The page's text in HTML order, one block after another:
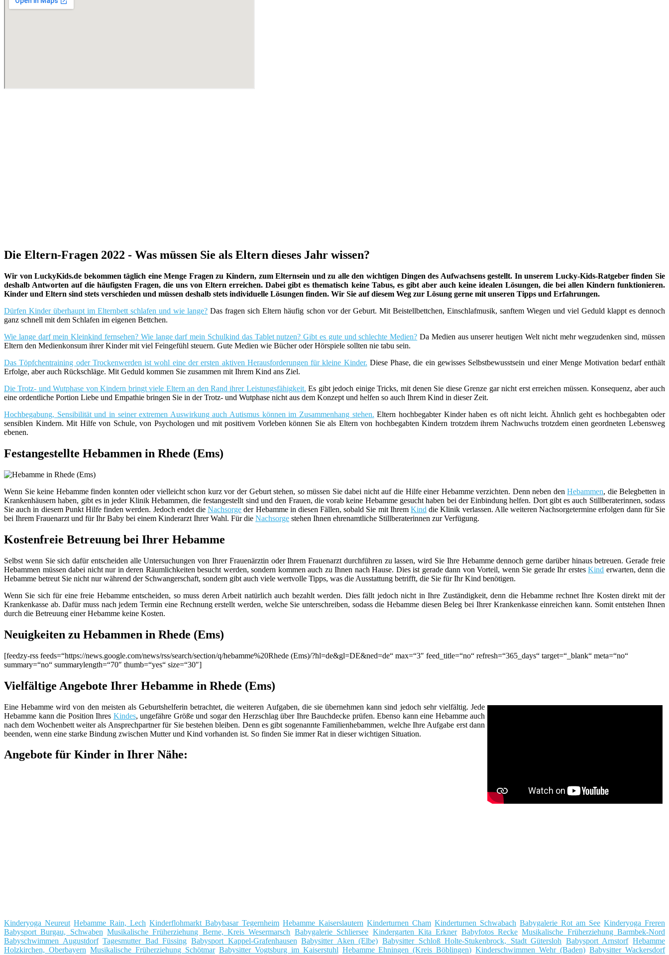
Die Eltern-Fragen 2022 - Was müssen Sie als Eltern dieses Jahr wissen?
Wir von LuckyKids.de bekommen täglich eine Menge Fragen zu Kindern, zum Elternsein und zu alle den wichtigen Dingen des Aufwachsens gestellt. In unserem Lucky-Kids-Ratgeber finden Sie
deshalb Antworten auf die häufigsten Fragen, die uns von Eltern erreichen. Dabei gibt es thematisch keine Tabus, es gibt aber auch keine idealen Lösungen, die bei allen Kindern funktionieren.
Kinder und Eltern sind stets verschieden und müssen deshalb stets individuelle Lösungen finden. Wir Sie auf diesem Weg zur Lösung gerne mit unseren Tipps und Erfahrungen.
Dürfen Kinder überhaupt im Elternbett schlafen und wie lange? Das fragen sich Eltern häufig schon vor der Geburt. Mit Beistellbettchen, Einschlafmusik, sanftem Wiegen und viel Geduld klappt es dennoch
ganz schnell mit dem Schlafen im eigenen Bettchen.
Wie lange darf mein Kleinkind fernsehen? Wie lange darf mein Schulkind das Tablet nutzen? Gibt es gute und schlechte Medien? Da Medien aus unserer heutigen Welt nicht mehr wegzudenken sind, müssen
Eltern den Medienkonsum ihrer Kinder mit viel Feingefühl steuern. Gute Medien wie Bücher oder Hörspiele sollten nie tabu sein.
Das Töpfchentraining oder Trockenwerden ist wohl eine der ersten aktiven Herausforderungen für kleine Kinder. Diese Phase, die ein gewisses Selbstbewusstsein und einer Menge Motivation bedarf enthält
Erfolge, aber auch Rückschläge. Mit Geduld kommen Sie zusammen mit Ihrem Kind ans Ziel.
Die Trotz- und Wutphase von Kindern bringt viele Eltern an den Rand ihrer Leistungsfähigkeit. Es gibt jedoch einige Tricks, mit denen Sie diese Grenze gar nicht erst erreichen müssen. Konsequenz, aber auch
eine ordentliche Portion Liebe und Empathie bringen Sie in der Trotz- und Wutphase nicht aus dem Konzept und helfen so auch Ihrem Kind in dieser Zeit.
Hochbegabung, Sensibilität und in seiner extremen Auswirkung auch Autismus können im Zusammenhang stehen. Eltern hochbegabter Kinder haben es oft nicht leicht. Ähnlich geht es hochbegabten oder
sensiblen Kindern. Mit Hilfe von Schule, von Psychologen und mit positivem Vorleben können Sie als Eltern von hochbegabten Kindern trotzdem ihrem Nachwuchs trotzdem einen geordneten Lebensweg
ebenen.
Festangestellte Hebammen in Rhede (Ems)
Wenn Sie keine Hebamme finden konnten oder vielleicht schon kurz vor der Geburt stehen, so müssen Sie dabei nicht auf die Hilfe einer Hebamme verzichten. Denn neben denHebammen, die Belegbetten in
Krankenhäusern haben, gibt es in jeder Klinik Hebammen, die festangestellt sind und den Frauen, die vorab keine Hebamme gesucht haben bei der Einbindung helfen. Dort gibt es auch Stillberaterinnen, sodass
Sie auch in diesem Punkt Hilfe finden werden. Jedoch endet dieNachsorge der Hebamme in diesen Fällen, sobald Sie mit IhremKind die Klinik verlassen. Alle weiteren Nachsorgetermine erfolgen dann für Sie
bei Ihrem Frauenarzt und für Ihr Baby bei einem Kinderarzt Ihrer Wahl. Für die Nachsorge stehen Ihnen ehrenamtliche Stillberaterinnen zur Verfügung.
Kostenfreie Betreuung bei Ihrer Hebamme
Selbst wenn Sie sich dafür entscheiden alle Untersuchungen von Ihrer Frauenärztin oder Ihrem Frauenarzt durchführen zu lassen, wird Sie Ihre Hebamme dennoch gerne darüber hinaus betreuen. Gerade freie
Hebammen müssen dabei nicht nur in deren Räumlichkeiten besucht werden, sondern kommen auch zu Ihnen nach Hause. Dies ist gerade dann von Vorteil, wenn Sie gerade Ihr erstesKind erwarten, denn die
Hebamme betreut Sie nicht nur während der Schwangerschaft, sondern gibt auch viele wertvolle Tipps, was die Ausstattung betrifft, die Sie für Ihr Kind benötigen.
Wenn Sie sich für eine freie Hebamme entscheiden, so muss deren Arbeit natürlich auch bezahlt werden. Dies fällt jedoch nicht in Ihre Zuständigkeit, denn die Hebamme rechnet Ihre Kosten direkt mit der
Krankenkasse ab. Dafür muss nach jedem Termin eine Rechnung erstellt werden, welche Sie unterschreiben, sodass die Hebamme diesen Beleg bei Ihrer Krankenkasse einreichen kann. Somit entstehen Ihnen
durch die Betreuung einer Hebamme keine Kosten.
Neuigkeiten zu Hebammen in Rhede (Ems)
[feedzy-rss feeds=“https://news.google.com/news/rss/search/section/q/hebamme%20Rhede (Ems)/?hl=de&gl=DE&ned=de“ max=“3″ feed_title=“no“ refresh=“365_days“ target=“_blank“ meta=“no“
summary=“no“ summarylength=“70″ thumb=“yes“ size=“30″]
Vielfältige Angebote Ihrer Hebamme in Rhede (Ems)
Eine Hebamme wird von den meisten als Geburtshelferin betrachtet, die weiteren Aufgaben, die sie übernehmen kann sind jedoch sehr vielfältig. Jede
Hebamme kann die Position Ihres Kindes, ungefähre Größe und sogar den Herzschlag über Ihre Bauchdecke prüfen. Ebenso kann eine Hebamme auch
nach dem Wochenbett weiter als Ansprechpartner für Sie bestehen bleiben. Denn es gibt sogenannte Familienhebammen, welche Ihre Aufgabe erst dann
beenden, wenn eine starke Bindung zwischen Mutter und Kind vorhanden ist. So finden Sie immer Rat in dieser wichtigen Situation.
Angebote für Kinder in Ihrer Nähe:
Kinderyoga Neureut Hebamme Rain, Lech Kinderflohmarkt Babybasar Tegernheim Hebamme Kaiserslautern Kinderturnen Cham Kinderturnen Schwabach Babygalerie Rot am See Kinderyoga Freren
Babysport Burgau, Schwaben Musikalische Früherziehung Berne, Kreis Wesermarsch Babygalerie Schliersee Kindergarten Kita Erkner Babyfotos Recke Musikalische Früherziehung Barmbek-Nord
Babyschwimmen Augustdorf Tagesmutter Bad Füssing Babysport Kappel-Grafenhausen Babysitter Aken (Elbe) Babysitter Schloß Holte-Stukenbrock, Stadt Gütersloh Babysport Arnstorf Hebamme
Holzkirchen, Oberbayern Musikalische Früherziehung Schötmar Babysitter Vogtsburg im Kaiserstuhl Hebamme Ehningen (Kreis Böblingen) Kinderschwimmen Wehr (Baden) Babysitter Wackersdorf